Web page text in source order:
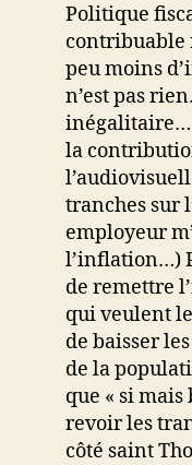
Politique
contribuable
peu moins
n’est pas
inégalitaire…
la
tranches sur
employeur
l’inflation…)
de remettre
qui veulent
de baisser
de la
que « si mais
revoir les
côté saint